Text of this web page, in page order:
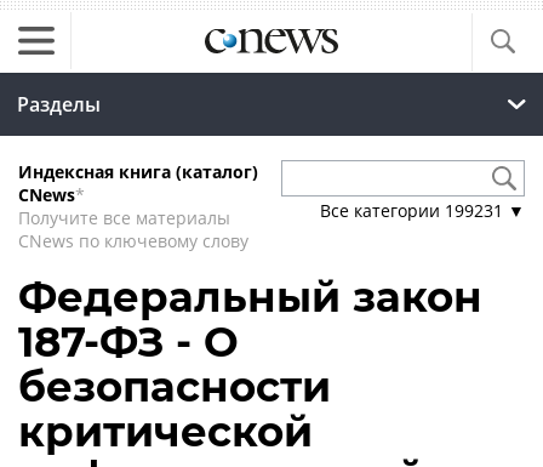
Разделы
Индексная книга (каталог)
CNews*
Получите все материалы
CNews по ключевому слову
Все категории 199231 ▼
Федеральный закон
187-ФЗ - О
безопасности
критической